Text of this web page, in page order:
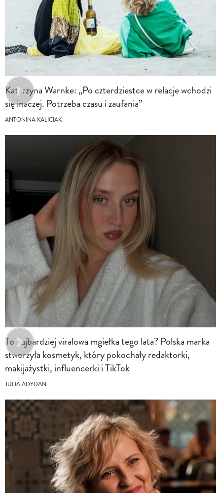
Katarzyna Warnke: „Po czterdziestce w relacje wchodzi
się inaczej. Potrzeba czasu i zaufania”
ANTONINA KALICIAK
To najbardziej viralowa mgiełka tego lata? Polska marka
stworzyła kosmetyk, który pokochały redaktorki,
makijażystki, influencerki i TikTok
JULIA ADYDAN